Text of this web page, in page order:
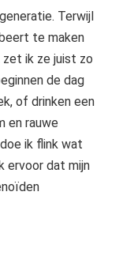
Terwijl
te maken
ik ze juist zo
de dag
of drinken een
en rauwe
ik flink wat
ervoor dat mijn